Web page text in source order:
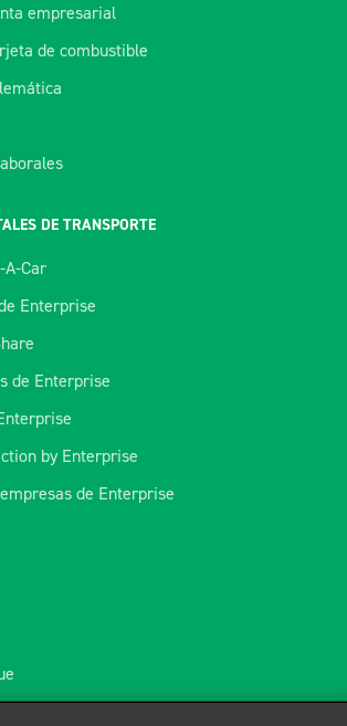
empresarial
de combustible
DE TRANSPORTE
Car
Enterprise
de Enterprise
by Enterprise
de Enterprise